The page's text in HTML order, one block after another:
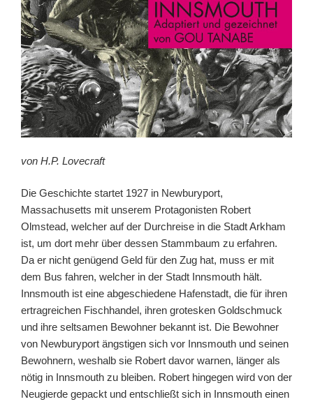
von H.P. Lovecraft
Die Geschichte startet 1927 in Newburyport,
Massachusetts mit unserem Protagonisten Robert
Olmstead, welcher auf der Durchreise in die Stadt Arkham
ist, um dort mehr über dessen Stammbaum zu erfahren.
Da er nicht genügend Geld für den Zug hat, muss er mit
dem Bus fahren, welcher in der Stadt Innsmouth hält.
Innsmouth ist eine abgeschiedene Hafenstadt, die für ihren
ertragreichen Fischhandel, ihren grotesken Goldschmuck
und ihre seltsamen Bewohner bekannt ist. Die Bewohner
von Newburyport ängstigen sich vor Innsmouth und seinen
Bewohnern, weshalb sie Robert davor warnen, länger als
nötig in Innsmouth zu bleiben. Robert hingegen wird von der
Neugierde gepackt und entschließt sich in Innsmouth einen